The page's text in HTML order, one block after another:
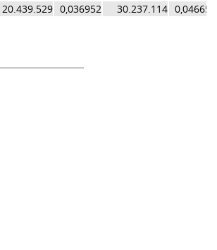
20.439.529 0,036952 30.237.114 0,046653